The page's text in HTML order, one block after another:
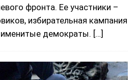
фронта. Ее участники –
избирательная кампания
демократы. […]